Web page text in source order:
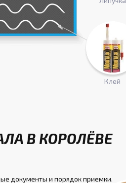
Клей
В КОРОЛЁВЕ
документы и порядок приемки.